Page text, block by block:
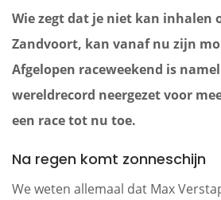
Wie zegt dat je niet kan inhalen
Zandvoort, kan vanaf nu zijn
Afgelopen raceweekend is
wereldrecord neergezet voor
een race tot nu toe.
Na regen komt zonneschijn
We weten allemaal dat Max